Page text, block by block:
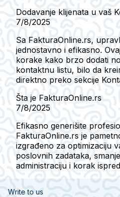
Dodavanje klijenata u vaš
7/8/2025
Sa FakturaOnline.rs,
jednostavno i efikasno.
korake kako brzo dodati
kontaktnu listu, bilo da
direktno preko sekcije
Šta je FakturaOnline.rs
7/8/2025
Efikasno generišite
FakturaOnline.rs je
izgrađeno za optimizaciju
poslovnih zadataka,
administraciju i korak
Write to us